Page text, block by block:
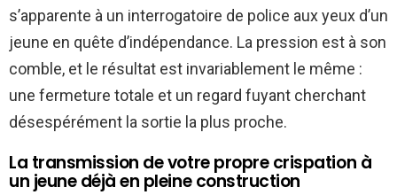
s’apparente à un interrogatoire de police aux yeux d’un
jeune en quête d’indépendance. La pression est à son
comble, et le résultat est invariablement le même :
une fermeture totale et un regard fuyant cherchant
désespérément la sortie la plus proche.
La transmission de votre propre crispation à
un jeune déjà en pleine construction